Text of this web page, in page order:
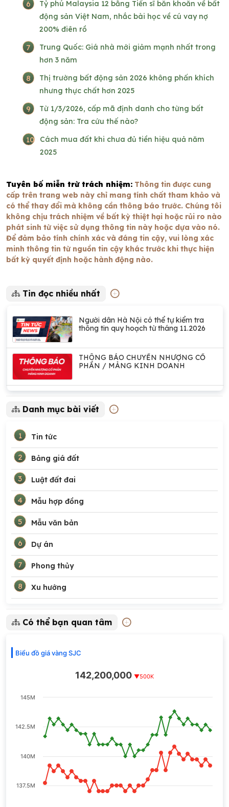
6
Tỷ phú Malaysia 12 bằng Tiến sĩ băn khoăn về bất
động sản Việt Nam, nhắc bài học về cú vay nợ
200% điên rồ
7
Trung Quốc: Giá nhà mới giảm mạnh nhất trong
hơn 3 năm
8
Thị trường bất động sản 2026 không phấn khích
nhưng thực chất hơn 2025
9
Từ 1/3/2026, cấp mã định danh cho từng bất
động sản: Tra cứu thế nào?
10
Cách mua đất khi chưa đủ tiền hiệu quả năm
2025
Tuyên bố miễn trừ trách nhiệm: Thông tin được cung
cấp trên trang web này chỉ mang tính chất tham khảo và
có thể thay đổi mà không cần thông báo trước. Chúng tôi
không chịu trách nhiệm về bất kỳ thiệt hại hoặc rủi ro nào
phát sinh từ việc sử dụng thông tin này hoặc dựa vào nó.
Để đảm bảo tính chính xác và đáng tin cậy, vui lòng xác
minh thông tin từ nguồn tin cậy khác trước khi thực hiện
bất kỳ quyết định hoặc hành động nào.
Tin đọc nhiều nhất
Người dân Hà Nội có thể tự kiểm tra
thông tin quy hoạch từ tháng 11.2026
THÔNG BÁO CHUYỂN NHƯỢNG CỔ
PHẦN / MẢNG KINH DOANH
Danh mục bài viết
1 Tin tức
2 Bảng giá đất
3 Luật đất đai
4 Mẫu hợp đồng
5 Mẫu văn bản
6 Dự án
7 Phong thủy
8 Xu hướng
Có thể bạn quan tâm
Biểu đồ giá vàng SJC
142,200,000 ▼500K
140M
137.5M
142.5M
145M